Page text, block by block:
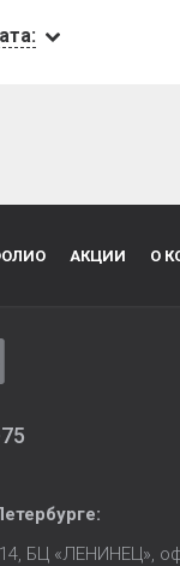
АКЦИИ О
:
БЦ «ЛЕНИНЕЦ»,